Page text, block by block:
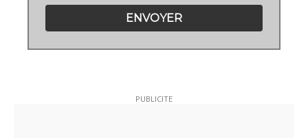
ENVOYER